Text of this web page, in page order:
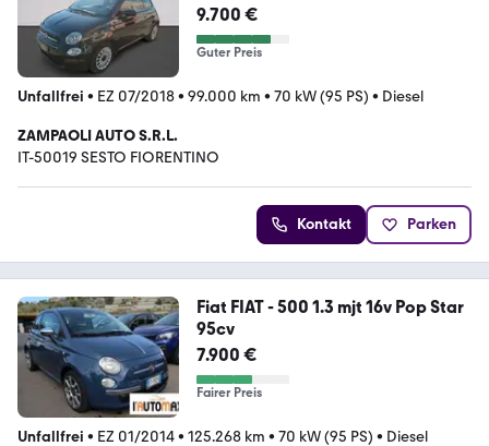
9.700 €
Guter Preis
Unfallfrei • EZ 07/2018• 99.000 km • 70 kW (95 PS) • Diesel
ZAMPAOLI AUTO S.R.L.
IT-50019 SESTO FIORENTINO
Kontakt Parken
Fiat FIAT - 500 1.3 mjt 16v Pop Star
95cv
7.900 €
Fairer Preis
Unfallfrei • EZ 01/2014• 125.268 km • 70 kW (95 PS) • Diesel